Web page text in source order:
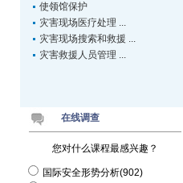
使领馆保护
灾害现场医疗处理 ...
灾害现场搜索和救援 ...
灾害救援人员管理 ...
在线调查
您对什么课程最感兴趣？
国际安全形势分析(902)